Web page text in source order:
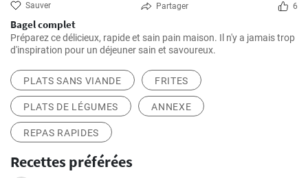
Sauver Partager 6
Bagel complet
Préparez ce délicieux, rapide et sain pain maison. Il n'y a jamais trop
d'inspiration pour un déjeuner sain et savoureux.
PLATS SANS VIANDE FRITES
PLATS DE LÉGUMES ANNEXE
REPAS RAPIDES
Recettes préférées